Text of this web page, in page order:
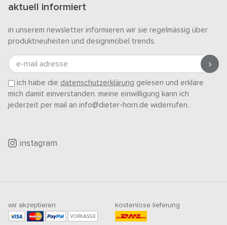
aktuell informiert
in unserem newsletter informieren wir sie regelmässig über
produktneuheiten und designmöbel trends.
e-mail adresse
ich habe die datenschutzerklärung gelesen und erkläre
mich damit einverstanden. meine einwilligung kann ich
jederzeit per mail an info@dieter-horn.de widerrufen.
instagram
wir akzeptieren
VORKASSE
kostenlose lieferung